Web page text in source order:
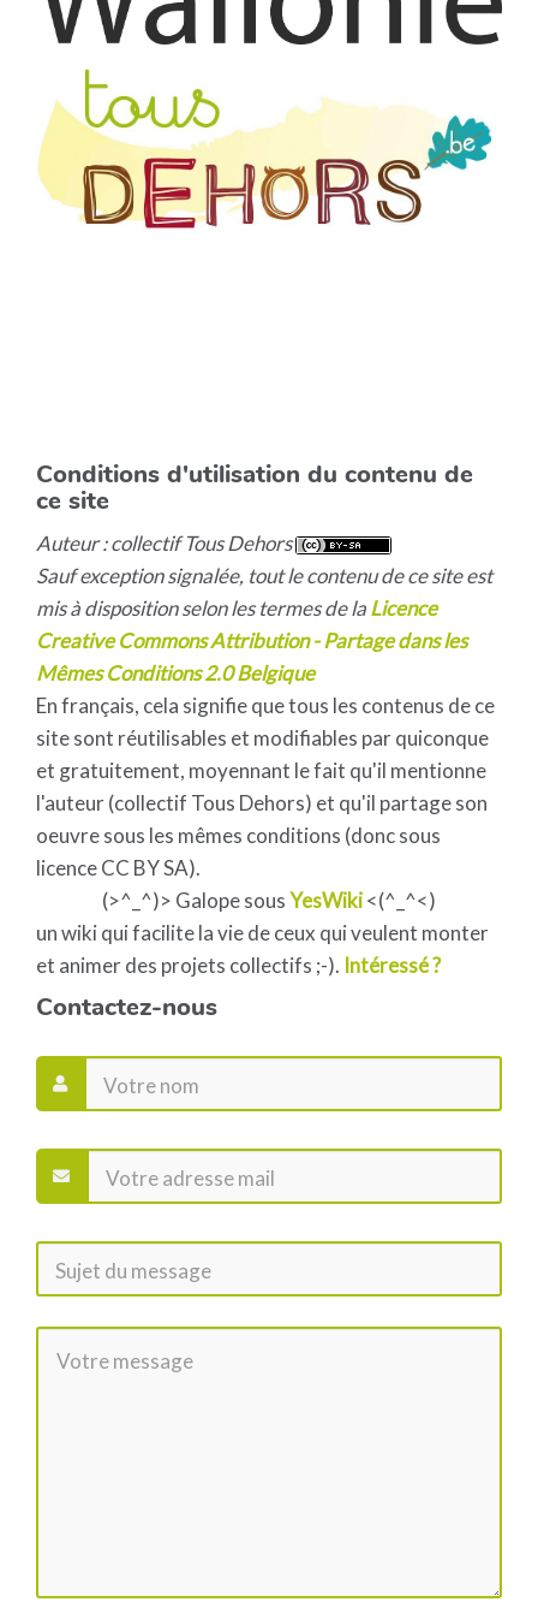
Conditions d'utilisation du contenu de
ce site
Auteur : collectif Tous Dehors
Sauf exception signalée, tout le contenu de ce site est
mis à disposition selon les termes de laLicence
Creative Commons Attribution - Partage dans les
Mêmes Conditions 2.0 Belgique
En français, cela signifie que tous les contenus de ce
site sont réutilisables et modifiables par quiconque
et gratuitement, moyennant le fait qu'il mentionne
l'auteur (collectif Tous Dehors) et qu'il partage son
oeuvre sous les mêmes conditions (donc sous
licence CC BY SA).
(>^_^)> Galope sousYesWiki<(^_^<)
un wiki qui facilite la vie de ceux qui veulent monter
et animer des projets collectifs ;-). Intéressé ?
Contactez-nous